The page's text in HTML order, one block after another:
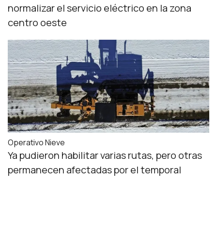
normalizar el servicio eléctrico en la zona
centro oeste
Operativo Nieve
Ya pudieron habilitar varias rutas, pero otras
permanecen afectadas por el temporal